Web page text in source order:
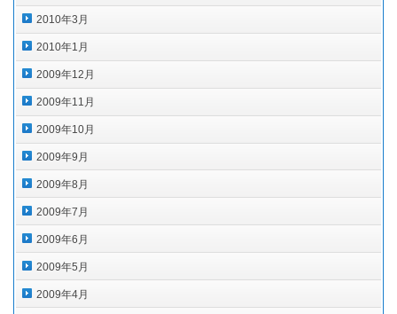
2010年3月
2010年1月
2009年12月
2009年11月
2009年10月
2009年9月
2009年8月
2009年7月
2009年6月
2009年5月
2009年4月